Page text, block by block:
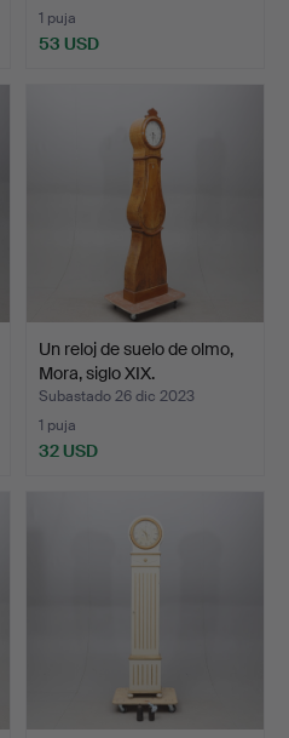
1 puja
53 USD
Un reloj de suelo de olmo,
Mora, siglo XIX.
Subastado 26 dic 2023
1 puja
32 USD